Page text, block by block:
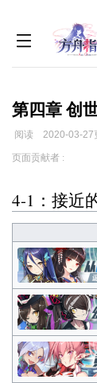
第四章 创
阅读 2020-03-27
跳
航
跳
索
页面贡献者 :
4-1：接近